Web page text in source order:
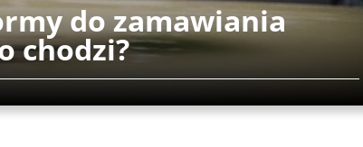
do zamawiania
chodzi?